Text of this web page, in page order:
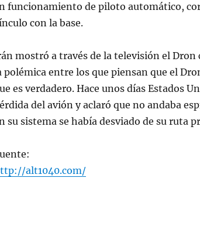
funcionamiento de piloto automático,
con la base.
mostró a través de la televisión el
polémica entre los que piensan que el
es verdadero. Hace unos días Estados
del avión y aclaró que no andaba
su sistema se había desviado de su ruta
alt1040.com/